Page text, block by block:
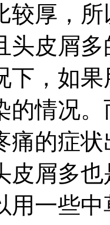
较厚，
头皮屑
下，如
的情况
痛的症状
皮屑多
用一些